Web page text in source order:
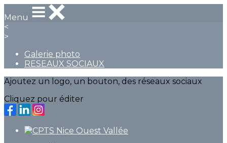
Menu
<
>
Galerie photo
RESEAUX SOCIAUX
Ajoutez un logo, un bouton, des réseaux sociaux
Cliquez pour éditer